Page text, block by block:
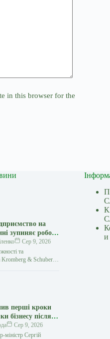
in this browser for the
на
зупиняє роботу
РФ
Сер 9, 2026
та
Kromberg & Schubert
& Schubert
роботу після
перші кроки
бізнесу після
— Мінфін
Сер 9, 2026
міністр Сергій
и